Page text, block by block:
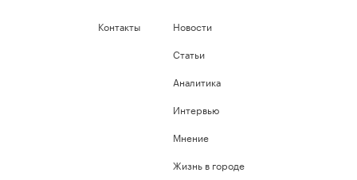
Контакты
Новости
Статьи
Аналитика
Интервью
Мнение
Жизнь в городе